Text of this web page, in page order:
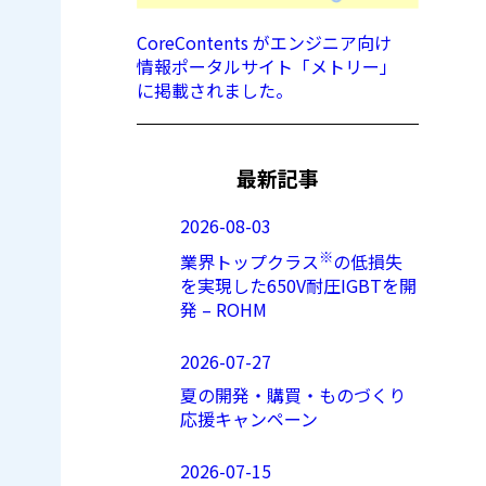
CoreContents がエンジニア向け
情報ポータルサイト「メトリー」
に掲載されました。
最新記事
2026-08-03
業界トップクラス※の低損失
を実現した650V耐圧IGBTを開
発 – ROHM
2026-07-27
夏の開発・購買・ものづくり
応援キャンペーン
2026-07-15